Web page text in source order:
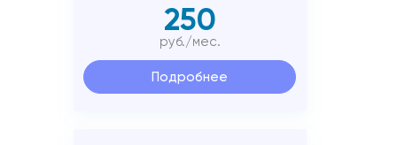
250
руб./мес.
Подробнее